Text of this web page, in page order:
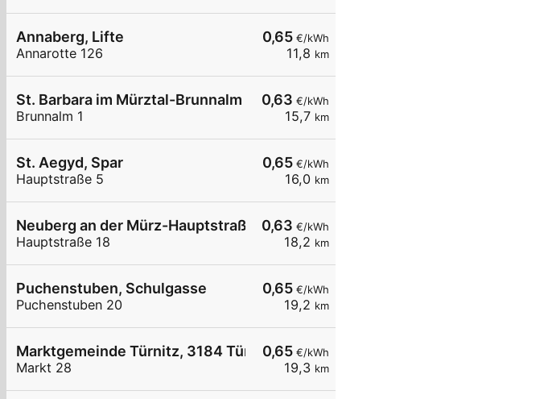
0,65€/kWh
11,8 km
Annaberg, Lifte
Annarotte 126
0,63 €/kWh
15,7 km
St. Barbara im Mürztal-Brunnalm 1
Brunnalm 1
0,65€/kWh
16,0 km
St. Aegyd, Spar
Hauptstraße 5
0,63 €/kWh
18,2 km
Neuberg an der Mürz-Hauptstraße 18
Hauptstraße 18
0,65€/kWh
19,2 km
Puchenstuben, Schulgasse
Puchenstuben 20
0,65€/kWh
19,3 km
Marktgemeinde Türnitz, 3184 Türnitz, Markt 28
Markt 28